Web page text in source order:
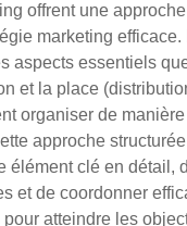
offrent une
marketing efficace.
aspects essentiels
et la place
organiser de
approche
élément clé en détail,
et de coordonner
atteindre les